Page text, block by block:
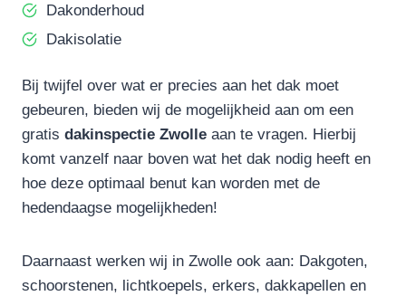
Dakonderhoud
Dakisolatie
Bij twijfel over wat er precies aan het dak moet
gebeuren, bieden wij de mogelijkheid aan om een
gratis dakinspectie Zwolle aan te vragen. Hierbij
komt vanzelf naar boven wat het dak nodig heeft en
hoe deze optimaal benut kan worden met de
hedendaagse mogelijkheden!
Daarnaast werken wij in Zwolle ook aan: Dakgoten,
schoorstenen, lichtkoepels, erkers, dakkapellen en